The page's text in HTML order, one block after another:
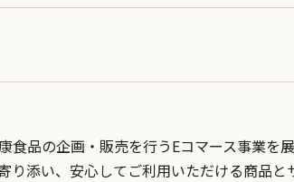
食品の企画・販売を行うEコマース事業を
り添い、安心してご利用いただける商品と